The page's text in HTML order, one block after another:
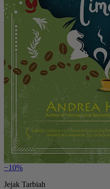
−10%
Jejak Tarbiah